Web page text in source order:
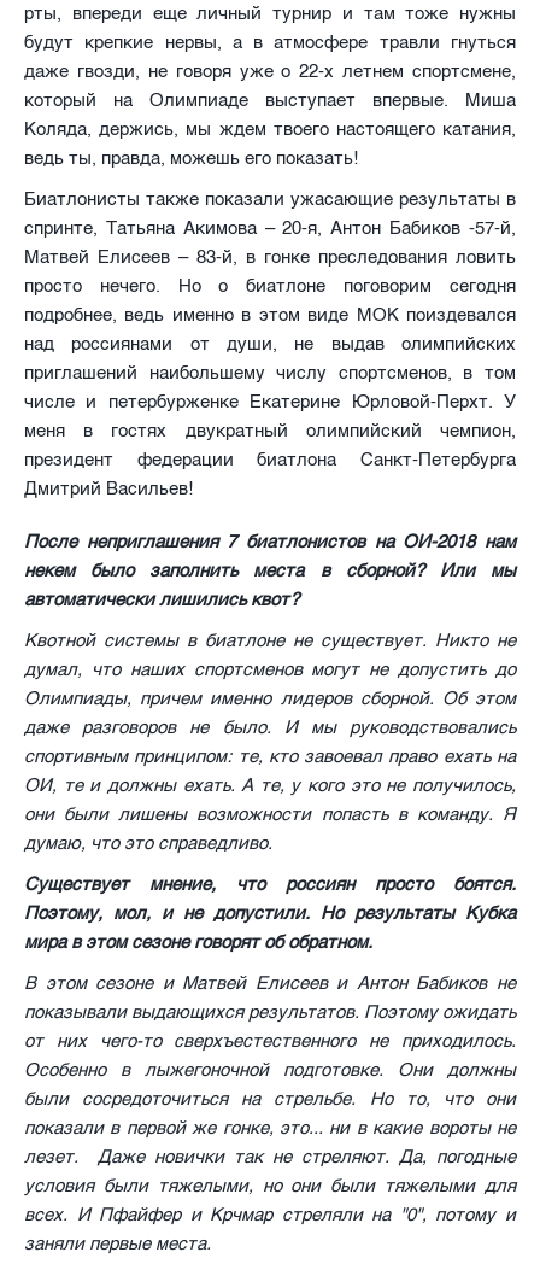
рты, впереди еще личный турнир и там тоже нужны
будут крепкие нервы, а в атмосфере травли гнуться
даже гвозди, не говоря уже о 22-х летнем спортсмене,
который на Олимпиаде выступает впервые. Миша
Коляда, держись, мы ждем твоего настоящего катания,
ведь ты, правда, можешь его показать!
Биатлонисты также показали ужасающие результаты в
спринте, Татьяна Акимова – 20-я, Антон Бабиков -57-й,
Матвей Елисеев – 83-й, в гонке преследования ловить
просто нечего. Но о биатлоне поговорим сегодня
подробнее, ведь именно в этом виде МОК поиздевался
над россиянами от души, не выдав олимпийских
приглашений наибольшему числу спортсменов, в том
числе и петербурженке Екатерине Юрловой-Перхт. У
меня в гостях двукратный олимпийский чемпион,
президент федерации биатлона Санкт-Петербурга
Дмитрий Васильев!
После неприглашения 7 биатлонистов на ОИ-2018 нам
некем было заполнить места в сборной? Или мы
автоматически лишились квот?
Квотной системы в биатлоне не существует. Никто не
думал, что наших спортсменов могут не допустить до
Олимпиады, причем именно лидеров сборной. Об этом
даже разговоров не было. И мы руководствовались
спортивным принципом: те, кто завоевал право ехать на
ОИ, те и должны ехать. А те, у кого это не получилось,
они были лишены возможности попасть в команду. Я
думаю, что это справедливо.
Существует мнение, что россиян просто боятся.
Поэтому, мол, и не допустили. Но результаты Кубка
мира в этом сезоне говорят об обратном.
В этом сезоне и Матвей Елисеев и Антон Бабиков не
показывали выдающихся результатов. Поэтому ожидать
от них чего-то сверхъестественного не приходилось.
Особенно в лыжегоночной подготовке. Они должны
были сосредоточиться на стрельбе. Но то, что они
показали в первой же гонке, это... ни в какие вороты не
лезет. Даже новички так не стреляют. Да, погодные
условия были тяжелыми, но они были тяжелыми для
всех. И Пфайфер и Крчмар стреляли на "0", потому и
заняли первые места.